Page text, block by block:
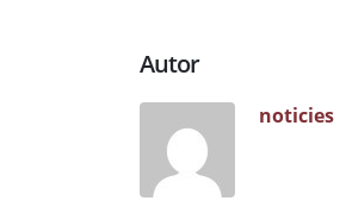
Autor
noticies